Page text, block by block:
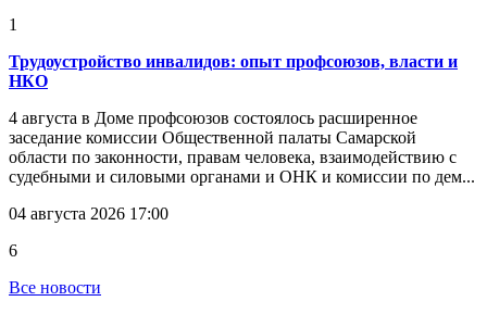
1
Трудоустройство инвалидов: опыт профсоюзов, власти и
НКО
4 августа в Доме профсоюзов состоялось расширенное
заседание комиссии Общественной палаты Самарской
области по законности, правам человека, взаимодействию с
судебными и силовыми органами и ОНК и комиссии по дем...
04 августа 2026 17:00
6
Все новости